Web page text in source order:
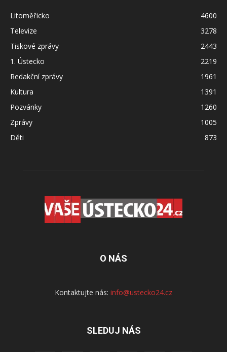
Litoměřicko
4600
Televize
3278
Tiskové zprávy
2443
1. Ústecko
2219
Redakční zprávy
1961
Kultura
1391
Pozvánky
1260
Zprávy
1005
Děti
873
O NÁS
Kontaktujte nás: info@ustecko24.cz
SLEDUJ NÁS